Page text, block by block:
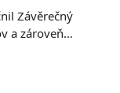
Závěrečný
a zároveň…